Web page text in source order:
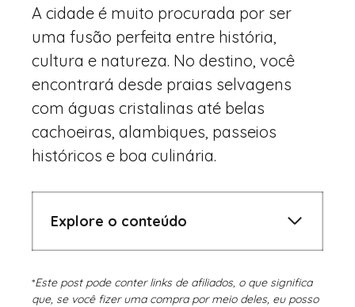
A cidade é muito procurada por ser
uma fusão perfeita entre história,
cultura e natureza. No destino, você
encontrará desde praias selvagens
com águas cristalinas até belas
cachoeiras, alambiques, passeios
históricos e boa culinária.
Explore o conteúdo
*Este post pode conter links de afiliados, o que significa
que, se você fizer uma compra por meio deles, eu posso